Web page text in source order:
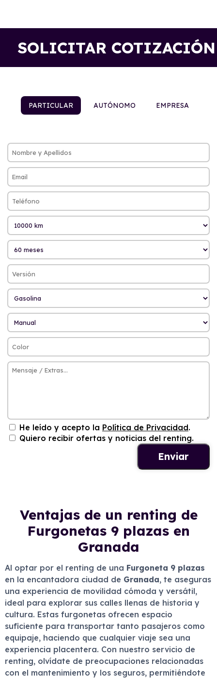
SOLICITAR COTIZACIÓN
PARTICULAR AUTÓNOMO EMPRESA
He leído y acepto la Política de Privacidad.
Quiero recibir ofertas y noticias del renting.
Ventajas de un renting de
Furgonetas 9 plazas en
Granada
Al optar por el renting de una Furgoneta 9 plazas
en la encantadora ciudad de Granada, te aseguras
una experiencia de movilidad cómoda y versátil,
ideal para explorar sus calles llenas de historia y
cultura. Estas furgonetas ofrecen espacio
suficiente para transportar tanto pasajeros como
equipaje, haciendo que cualquier viaje sea una
experiencia placentera. Con nuestro servicio de
renting, olvídate de preocupaciones relacionadas
con el mantenimiento y los seguros, permitiéndote